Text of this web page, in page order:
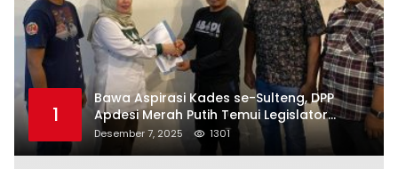
1
Bawa Aspirasi Kades se-Sulteng, DPP
Apdesi Merah Putih Temui Legislator
Provinsi
Desember 7, 2025 1301